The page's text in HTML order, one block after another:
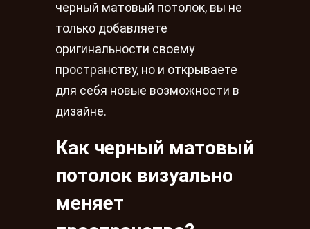
черный матовый потолок, вы не
только добавляете
оригинальности своему
пространству, но и открываете
для себя новые возможности в
дизайне.
Как черный матовый
потолок визуально
меняет